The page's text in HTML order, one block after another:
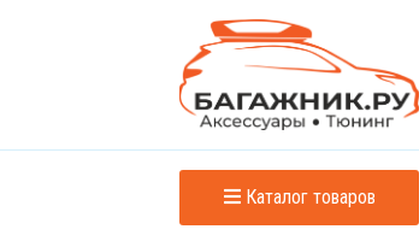
Каталог товаров